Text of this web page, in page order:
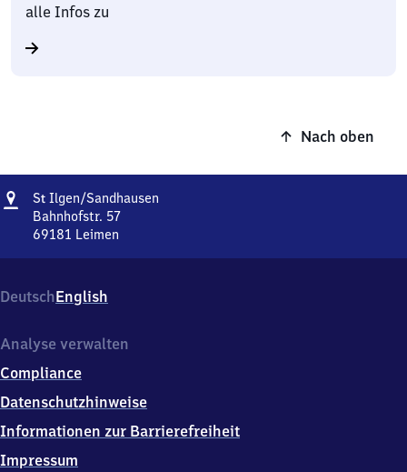
alle Infos zu
Nach oben
Adresse
St Ilgen/​Sandhausen
Bahnhofstr. 57
69181 Leimen
Sandhausen,
Bahnhofstr.
6
1
8
Leimen
DeutschEnglish
Analyse verwalten
Compliance
Datenschutzhinweise
Informationen zur Barrierefreiheit
Impressum